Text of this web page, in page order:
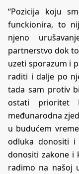
“Pozicija koju
funckionira, to
njeno
partnerstvo dok
uzeti sporazum i
raditi i dalje po
tada sam protiv
ostati prioritet
međunarodna
u budućem
odluka donositi
donositi zakone i
radimo na našoj